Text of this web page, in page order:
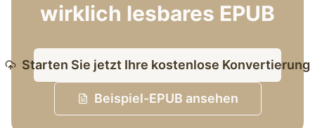
wirklich lesbares EPUB
Starten Sie jetzt Ihre kostenlose Konvertierung
Beispiel-EPUB ansehen